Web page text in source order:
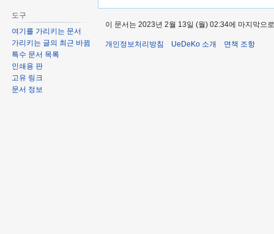
도구
여기를 가리키는 문서
가리키는 글의 최근 바뀜
특수 문서 목록
인쇄용 판
고유 링크
문서 정보
이 문서는 2023년 2월 13일 (월) 02:34에 마지막으
개인정보처리방침 UeDeKo 소개 면책 조항